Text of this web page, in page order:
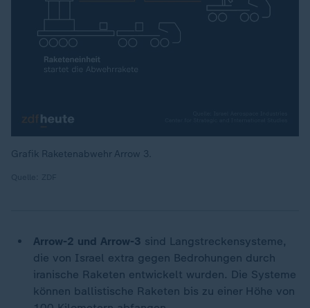
Grafik Raketenabwehr Arrow 3.
Arrow-2 und Arrow-3 sind Langstreckensysteme,
die von Israel extra gegen Bedrohungen durch
iranische Raketen entwickelt wurden. Die Systeme
können ballistische Raketen bis zu einer Höhe von